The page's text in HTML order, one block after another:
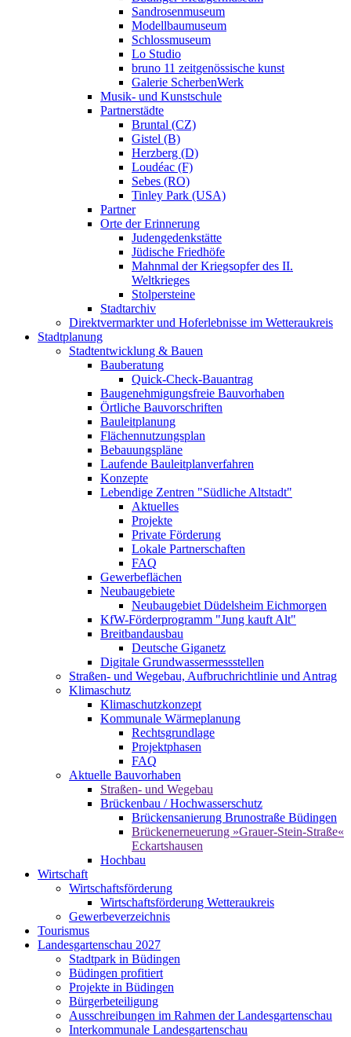
Sandrosenmuseum
Modellbaumuseum
Schlossmuseum
Lo Studio
bruno 11 zeitgenössische kunst
Galerie ScherbenWerk
Musik- und Kunstschule
Partnerstädte
Bruntal (CZ)
Gistel (B)
Herzberg (D)
Loudéac (F)
Sebes (RO)
Tinley Park (USA)
Partner
Orte der Erinnerung
Judengedenkstätte
Jüdische Friedhöfe
Mahnmal der Kriegsopfer des II.
Weltkrieges
Stolpersteine
Stadtarchiv
Direktvermarkter und Hoferlebnisse im Wetteraukreis
Stadtplanung
Stadtentwicklung & Bauen
Bauberatung
Quick-Check-Bauantrag
Baugenehmigungsfreie Bauvorhaben
Örtliche Bauvorschriften
Bauleitplanung
Flächennutzungsplan
Bebauungspläne
Laufende Bauleitplanverfahren
Konzepte
Lebendige Zentren "Südliche Altstadt"
Aktuelles
Projekte
Private Förderung
Lokale Partnerschaften
FAQ
Gewerbeflächen
Neubaugebiete
Neubaugebiet Düdelsheim Eichmorgen
KfW-Förderprogramm "Jung kauft Alt"
Breitbandausbau
Deutsche Giganetz
Digitale Grundwassermessstellen
Straßen- und Wegebau, Aufbruchrichtlinie und Antrag
Klimaschutz
Klimaschutzkonzept
Kommunale Wärmeplanung
Rechtsgrundlage
Projektphasen
FAQ
Aktuelle Bauvorhaben
Straßen- und Wegebau
Brückenbau / Hochwasserschutz
Brückensanierung Brunostraße Büdingen
Brückenerneuerung »Grauer-Stein-Straße«
Eckartshausen
Hochbau
Wirtschaft
Wirtschaftsförderung
Wirtschaftsförderung Wetteraukreis
Gewerbeverzeichnis
Tourismus
Landesgartenschau 2027
Stadtpark in Büdingen
Büdingen profitiert
Projekte in Büdingen
Bürgerbeteiligung
Ausschreibungen im Rahmen der Landesgartenschau
Interkommunale Landesgartenschau